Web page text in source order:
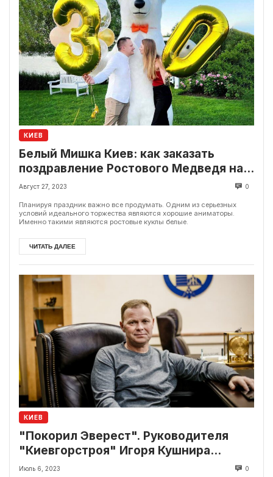
КИЕВ
Белый Мишка Киев: как заказать
поздравление Ростового Медведя на
праздник?
Август 27, 2023 0
Планируя праздник важно все продумать. Одним из серьезных
условий идеального торжества являются хорошие аниматоры.
Именно такими являются ростовые куклы белые.
ЧИТАТЬ ДАЛЕЕ
КИЕВ
"Покорил Эверест". Руководителя
"Киевгорстроя" Игоря Кушнира
уволили с должности
Июль 6, 2023 0